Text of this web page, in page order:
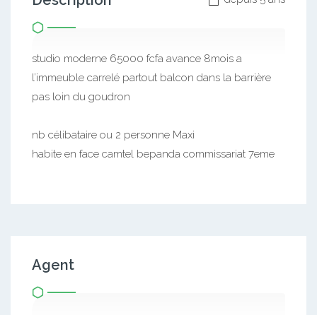
studio moderne 65000 fcfa avance 8mois a
l’immeuble carrelé partout balcon dans la barrière
pas loin du goudron
nb célibataire ou 2 personne Maxi
habite en face camtel bepanda commissariat 7eme
Agent